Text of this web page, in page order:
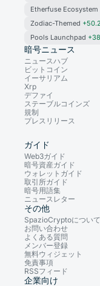
Etherfuse Ecosystem
Zodiac-Themed
Pools Launchpad
暗号ニュース
ニュースハブ
ビットコイン
イーサリアム
Xrp
デファイ
ステーブルコインズ
規制
プレスリリース
ガイド
Web3ガイド
暗号資産ガイド
ウォレットガイド
取引所ガイド
暗号用語集
ニュースレター
その他
SpazioCryptoについて
お問い合わせ
よくある質問
メンバー登録
無料ウィジェット
免責事項
RSSフィード
企業向け